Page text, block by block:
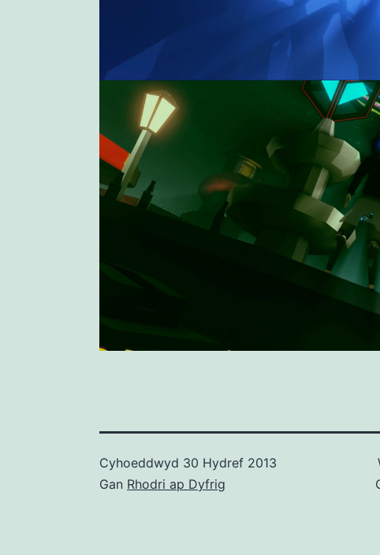
Cyhoeddwyd 30 Hydref 2013
Gan Rhodri ap Dyfrig